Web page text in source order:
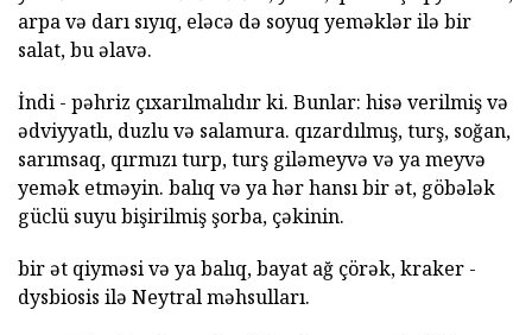
arpa və darı sıyıq, eləcə də soyuq yeməklər ilə bir
salat, bu əlavə.
İndi - pəhriz çıxarılmalıdır ki. Bunlar: hisə verilmiş və
ədviyyatlı, duzlu və salamura. qızardılmış, turş, soğan,
sarımsaq, qırmızı turp, turş giləmeyvə və ya meyvə
yemək etməyin. balıq və ya hər hansı bir ət, göbələk
güclü suyu bişirilmiş şorba, çəkinin.
bir ət qiyməsi və ya balıq, bayat ağ çörək, kraker -
dysbiosis ilə Neytral məhsulları.